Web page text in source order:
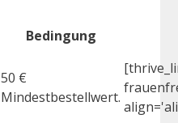
Bedingung
50 €
Mindestbestellwert.